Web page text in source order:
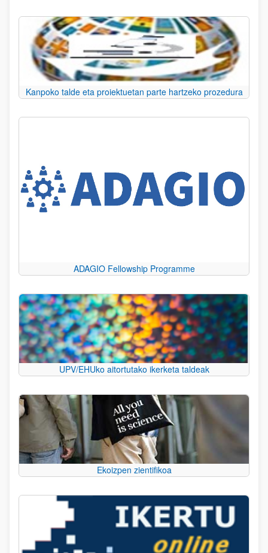
Kanpoko talde eta proiektuetan parte hartzeko prozedura
ADAGIO Fellowship Programme
UPV/EHUko aitortutako ikerketa taldeak
Ekoizpen zientifikoa